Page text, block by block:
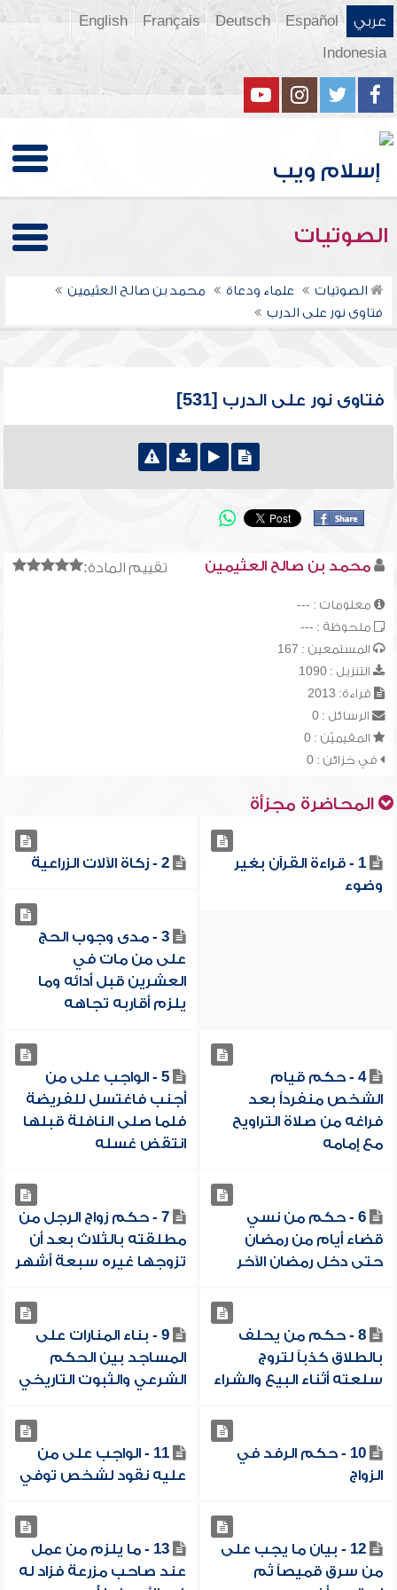
عربي Español
Deutsch
Français
English
Indonesia
الصوتيات
الصوتيات علماء ودعاة
محمد بن صالح العثيمين
فتاوى نور على الدرب
فتاوى نور على الدرب [531]
تقييم المادة: محمد بن صالح العثيمين
معلومات : ---
ملحوظة : ---
المستمعين : 167
التنزيل : 1090
قراءة: 2013
الرسائل : 0
المقيميّن : 0
في خزائن : 0
المحاضرة مجزأة
1 - قراءة القرآن بغير
وضوء
2 - زكاة الآلات الزراعية
3 - مدى وجوب الحج
على من مات في
العشرين قبل أدائه وما
يلزم أقاربه تجاهه
4 - حكم قيام
الشخص منفرداً بعد
فراغه من صلاة التراويح
مع إمامه
5 - الواجب على من
أجنب فاغتسل للفريضة
فلما صلى النافلة قبلها
انتقض غسله
6 - حكم من نسي
قضاء أيام من رمضان
حتى دخل رمضان الآخر
7 - حكم زواج الرجل من
مطلقته بالثلاث بعد أن
تزوجها غيره سبعة أشهر
8 - حكم من يحلف
بالطلاق كذباً لتروج
سلعته أثناء البيع والشراء
9 - بناء المنارات على
المساجد بين الحكم
الشرعي والثبوت التاريخي
10 - حكم الرفد في
الزواج
11 - الواجب على من
عليه نقود لشخص توفي
12 - بيان ما يجب على
من سرق قميصاً ثم
13 - ما يلزم من عمل
عند صاحب مزرعة فزاد له